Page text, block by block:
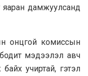
дамжуулсанд
онцгой комиссын
бодит мэдээлэл авч
байх учиртай, гэтэл